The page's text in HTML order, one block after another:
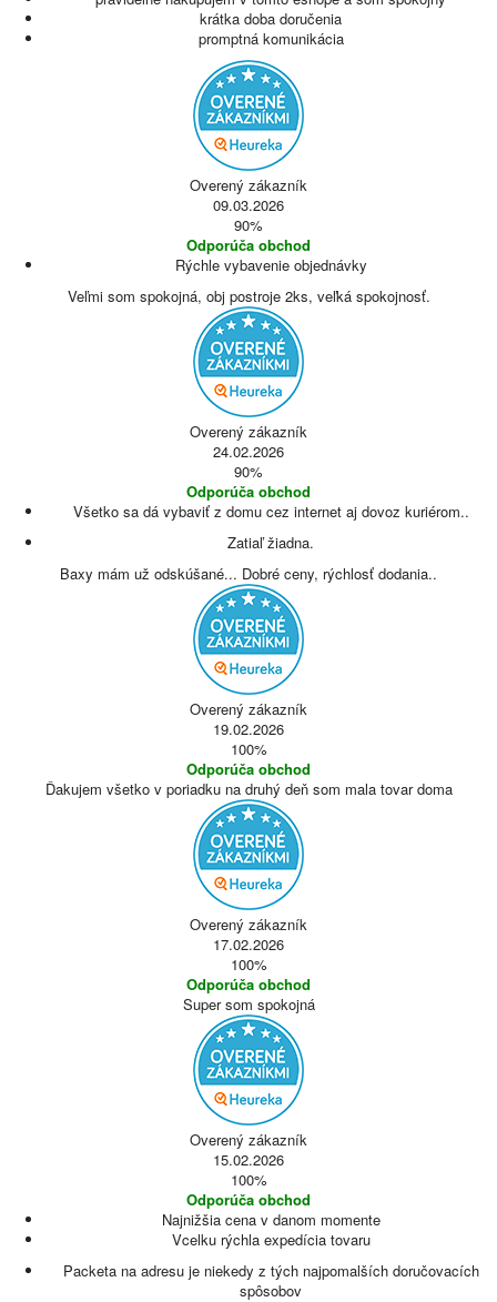
krátka doba doručenia
promptná komunikácia
Overený zákazník
09.03.2026
90%
Odporúča obchod
Rýchle vybavenie objednávky
Veľmi som spokojná, obj postroje 2ks, veľká spokojnosť.
Overený zákazník
24.02.2026
90%
Odporúča obchod
Všetko sa dá vybaviť z domu cez internet aj dovoz kuriérom..
Zatiaľ žiadna.
Baxy mám už odskúšané... Dobré ceny, rýchlosť dodania..
Overený zákazník
19.02.2026
100%
Odporúča obchod
Ďakujem všetko v poriadku na druhý deň som mala tovar doma
Overený zákazník
17.02.2026
100%
Odporúča obchod
Super som spokojná
Overený zákazník
15.02.2026
100%
Odporúča obchod
Najnižšia cena v danom momente
Vcelku rýchla expedícia tovaru
Packeta na adresu je niekedy z tých najpomalších doručovacích
spôsobov